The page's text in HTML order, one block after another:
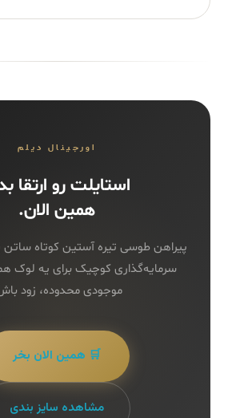
اورجینال دیلم
استایلت رو ارتقا
همین الان.
پیراهن طوسی تیره آستین کوتاه
سرمایه‌گذاری کوچیک برای یه لوک
موجودی محدوده، زود
🛒 همین الان بخر
مشاهده سایز بندی